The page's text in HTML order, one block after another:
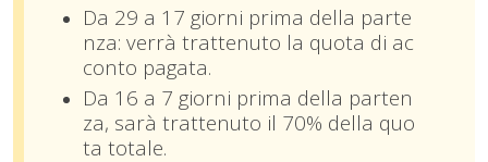
Da 29 a 17 giorni prima della parte
nza: verrà trattenuto la quota di ac
conto pagata.
Da 16 a 7 giorni prima della parten
za, sarà trattenuto il 70% della quo
ta totale.